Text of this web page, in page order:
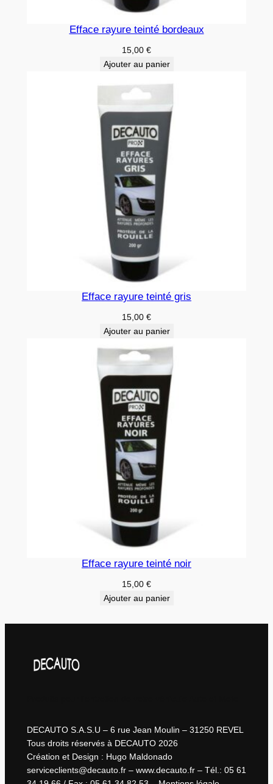
Efface rayure teinté bordeaux
15,00 €
Ajouter au panier
Efface rayure teinté gris
15,00 €
Ajouter au panier
Efface rayure teinté noir
15,00 €
Ajouter au panier
DECAUTO S.A.S.U – 6 rue Jean Moulin – 31250 REVEL
Tous droits réservés à DECAUTO 2026
Création et Design : Hugo Maldonado
serviceclients@decauto.fr – www.decauto.fr – Tél.: 05 61